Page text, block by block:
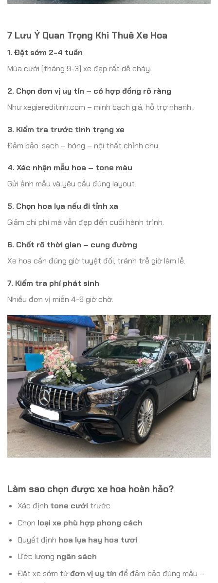
7 Lưu Ý Quan Trọng Khi Thuê Xe Hoa
1. Đặt sớm 2-4 tuần
Mùa cưới (tháng 9-3) xe đẹp rất dễ cháy.
2. Chọn đơn vị uy tín – có hợp đồng rõ ràng
Như xegiareditinh.com – minh bạch giá, hỗ trợ nhanh .
3. Kiểm tra trước tình trạng xe
Đảm bảo: sạch – bóng – nội thất chỉnh chu.
4. Xác nhận mẫu hoa – tone màu
Gửi ảnh mẫu và yêu cầu đúng layout.
5. Chọn hoa lụa nếu đi tỉnh xa
Giảm chi phí mà vẫn đẹp đến cuối hành trình.
6. Chốt rõ thời gian – cung đường
Xe hoa cần đúng giờ tuyệt đối, tránh trễ giờ làm lễ.
7. Kiểm tra phí phát sinh
Nhiều đơn vị miễn 4-6 giờ chờ.
Làm sao chọn được xe hoa hoàn hảo?
Xác định tone cưới trước
Chọn loại xe phù hợp phong cách
Quyết định hoa lụa hay hoa tươi
Ước lượng ngân sách
Đặt xe sớm từđơn vị uy tín để đảm bảo đúng mẫu –